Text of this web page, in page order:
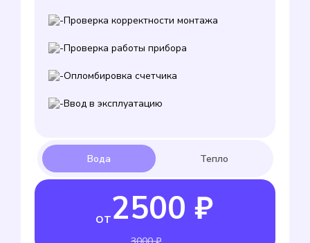
Проверка корректности монтажа
Проверка работы прибора
Опломбировка счетчика
Ввод в эксплуатацию
от2500 ₽